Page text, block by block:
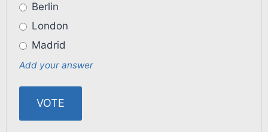
Berlin
London
Madrid
Add your answer